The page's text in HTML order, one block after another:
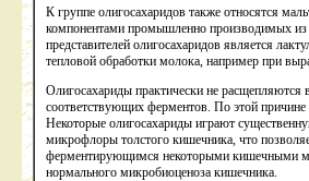
К группе олигосахаридов также относятся
компонентами промышленно производимых из
представителей олигосахаридов является
тепловой обработки молока, например при
Олигосахариды практически не расщепляются
соответствующих ферментов. По этой
Некоторые олигосахариды играют
микрофлоры толстого кишечника, что
ферментирующимся некоторыми кишечными
нормального микробиоценоза кишечника.